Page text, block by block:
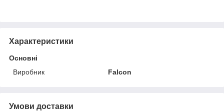
Характеристики
Основні
Виробник
Falcon
Умови доставки